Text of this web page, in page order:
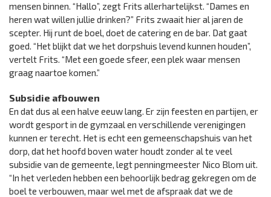
mensen binnen. “Hallo”, zegt Frits allerhartelijkst. “Dames en
heren wat willen jullie drinken?” Frits zwaait hier al jaren de
scepter. Hij runt de boel, doet de catering en de bar. Dat gaat
goed. “Het blijkt dat we het dorpshuis levend kunnen houden”,
vertelt Frits. “Met een goede sfeer, een plek waar mensen
graag naartoe komen.”
Subsidie afbouwen
En dat dus al een halve eeuw lang. Er zijn feesten en partijen, er
wordt gesport in de gymzaal en verschillende verenigingen
kunnen er terecht. Het is echt een gemeenschapshuis van het
dorp, dat het hoofd boven water houdt zonder al te veel
subsidie van de gemeente, legt penningmeester Nico Blom uit.
“In het verleden hebben een behoorlijk bedrag gekregen om de
boel te verbouwen, maar wel met de afspraak dat we de